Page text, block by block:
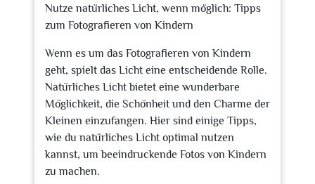
Nutze natürliches Licht, wenn möglich: Tipps
zum Fotografieren von Kindern
Wenn es um das Fotografieren von Kindern
geht, spielt das Licht eine entscheidende Rolle.
Natürliches Licht bietet eine wunderbare
Möglichkeit, die Schönheit und den Charme der
Kleinen einzufangen. Hier sind einige Tipps,
wie du natürliches Licht optimal nutzen
kannst, um beeindruckende Fotos von Kindern
zu machen.